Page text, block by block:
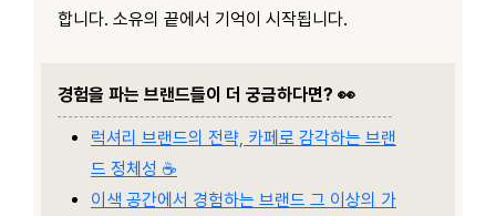
합니다. 소유의 끝에서 기억이 시작됩니다.
경험을 파는 브랜드들이 더 궁금하다면? 👀
럭셔리 브랜드의 전략, 카페로 감각하는 브랜
드 정체성 ☕
이색 공간에서 경험하는 브랜드 그 이상의 가